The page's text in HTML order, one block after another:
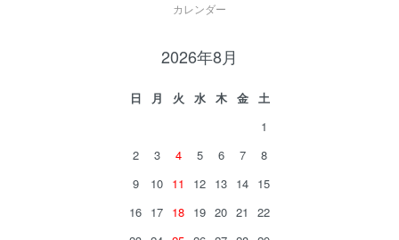
カレンダー
2026年8月
日 月 火 水 木 金
土
1
2
3 4 5 6 7
8
9
10 11 12 13 14 15
16 17 18 19 20 21
22